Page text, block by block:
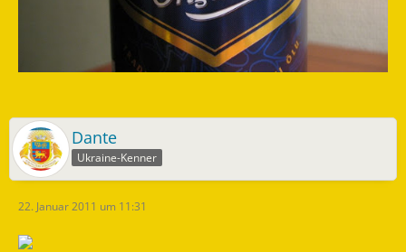
Dante
Ukraine-Kenner
22. Januar 2011 um 11:31